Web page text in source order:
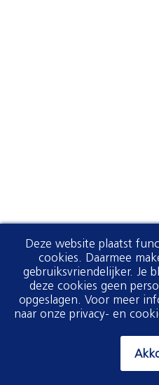
Deze website plaatst
cookies. Daarmee
gebruiksvriendelijker. Je
deze cookies geen
opgeslagen. Voor meer
naar onze privacy- en